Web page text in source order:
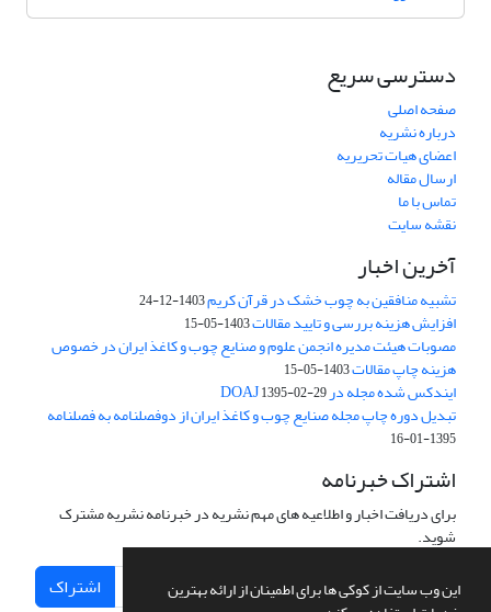
این وب سایت از کوکی ها برای اطمینان از ارائه بهترین
دسترسی سریع
صفحه اصلی
درباره نشریه
اعضای هیات تحریریه
ارسال مقاله
تماس با ما
نقشه سایت
آخرین اخبار
تشبیه منافقین به چوب خشک در قرآن کریم1403-12-24
افزایش هزینه بررسی و تایید مقالات1403-05-15
مصوبات هیئت مدیره انجمن علوم و صنایع چوب و کاغذ ایران در خصوص
هزینه چاپ مقالات1403-05-15
ایندکس شده مجله در DOAJ1395-02-29
تبدیل دوره چاپ مجله صنایع چوب و کاغذ ایران از دوفصلنامه به فصلنامه
1395-01-16
اشتراک خبرنامه
برای دریافت اخبار و اطلاعیه های مهم نشریه در خبرنامه نشریه مشترک
شوید.
اشتراک